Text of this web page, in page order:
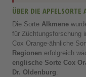
ÜBER DIE APFELSORTE
Die Sorte Alkmene
für Züchtungsforschung
Cox Orange-ähnliche
Regionen erfolgreich
englische Sorte Cox
Dr. Oldenburg.